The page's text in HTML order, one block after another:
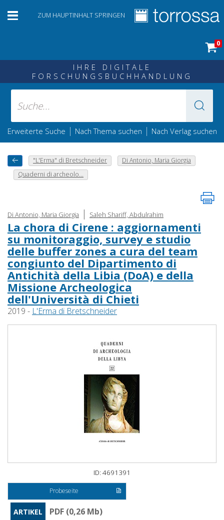
ZUM HAUPTINHALT SPRINGEN
0
IHRE DIGITALE
FORSCHUNGSBUCHHANDLUNG
Erweiterte Suche | Nach Thema suchen | Nach Verlag suchen
"L'Erma" di Bretschneider
Di Antonio, Maria Giorgia
Quaderni di archeolo...
Di Antonio, Maria Giorgia | Saleh Shariff, Abdulrahim
La chora di Cirene : aggiornamenti
su monitoraggio, survey e studio
delle buffer zones a cura del team
congiunto del Dipartimento di
Antichità della Libia (DoA) e della
Missione Archeologica
dell'Università di Chieti
2019 - L'Erma di Bretschneider
ID: 4691391
Probeseite
ARTIKEL
PDF (0,26 Mb)